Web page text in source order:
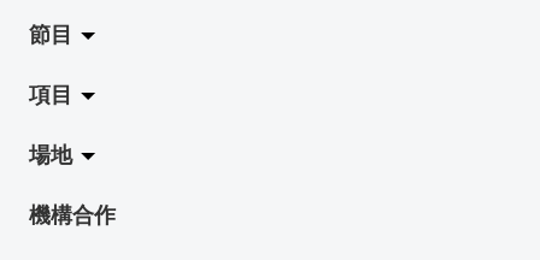
關於藝穗會
藝穗會的演化
使命與宗旨
藝穗會架構
節目
拉闊
展覽
演出
項目
Jazz-Go-Central, Jazz-Go-Fringe
LPL
場地
陳麗玲畫廊
機構合作